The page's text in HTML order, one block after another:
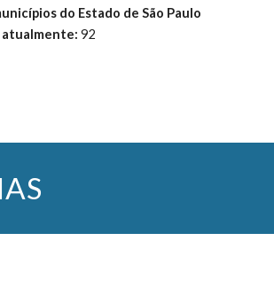
do Estado de São Paulo
92